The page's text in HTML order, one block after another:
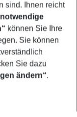
sind. Ihnen reicht
können Sie Ihre
Sie können
Sie dazu
ändern“.